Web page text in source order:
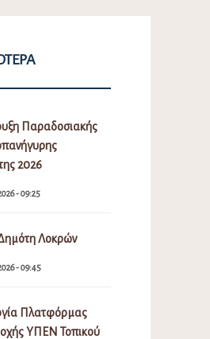
Παραδοσιακής
2026
- 09:25
Λοκρών
- 09:45
Πλατφόρμας
ΥΠΕΝ Τοπικού